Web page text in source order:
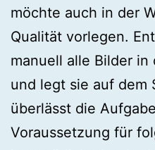
möchte auch in der
Qualität vorlegen.
manuell alle Bilder
und legt sie auf dem
überlässt die
Voraussetzung für